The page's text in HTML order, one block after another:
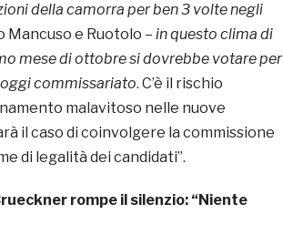
della camorra per ben 3 volte negli
Mancuso e Ruotolo – in questo clima di
mese di ottobre si dovrebbe votare per
commissariato. C’è il rischio
malavitoso nelle nuove
il caso di coinvolgere la commissione
di legalità dei candidati”.
rompe il silenzio: “Niente